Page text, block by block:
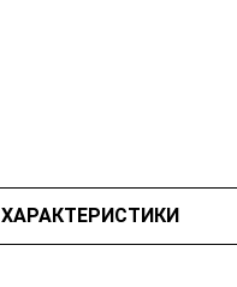
ХАРАКТЕРИСТИКИ